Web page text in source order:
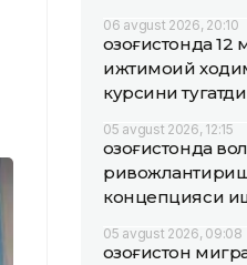
06 avgust 2026, 20:10
Қозоғистонда
ижтимоий
курсини тугатди
05 avgust 2026, 12:15
Қозоғистонда
концепцияси
05 avgust 2026, 09:08
Қозоғистон